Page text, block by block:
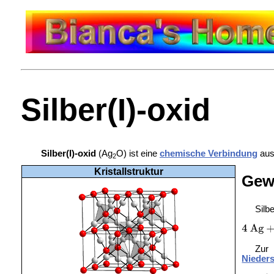
Silber(I)-oxid
Silber(I)-oxid (Ag2O) ist eine chemische Verbindung
Kristallstruktur
Zur